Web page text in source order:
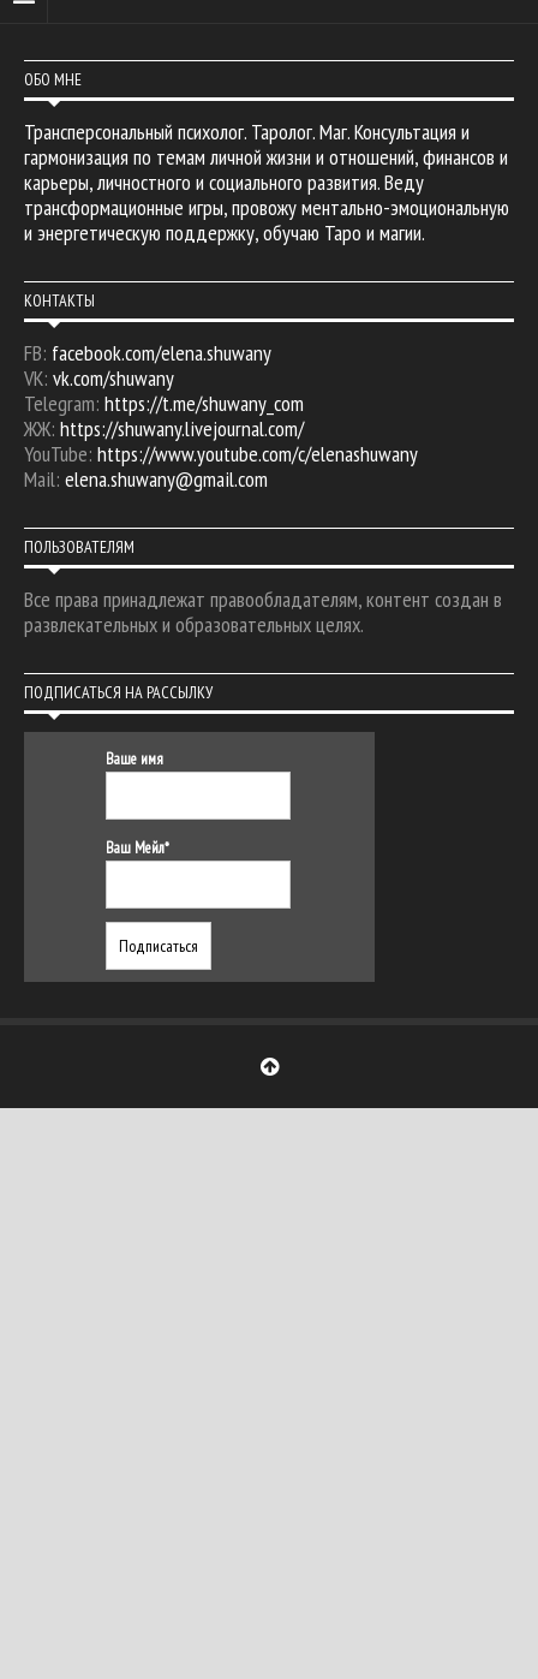
ОБО МНЕ
Трансперсональный психолог. Таролог. Маг. Консультация и
гармонизация по темам личной жизни и отношений, финансов и
карьеры, личностного и социального развития. Веду
трансформационные игры, провожу ментально-эмоциональную
и энергетическую поддержку, обучаю Таро и магии.
КОНТАКТЫ
FB: facebook.com/elena.shuwany
VK: vk.com/shuwany
Telegram: https://t.me/shuwany_com
ЖЖ: https://shuwany.livejournal.com/
YouTube: https://www.youtube.com/c/elenashuwany
Mail: elena.shuwany@gmail.com
ПОЛЬЗОВАТЕЛЯМ
Все права принадлежат правообладателям, контент создан в
развлекательных и образовательных целях.
ПОДПИСАТЬСЯ НА РАССЫЛКУ
Ваше имя
Ваш Мейл*